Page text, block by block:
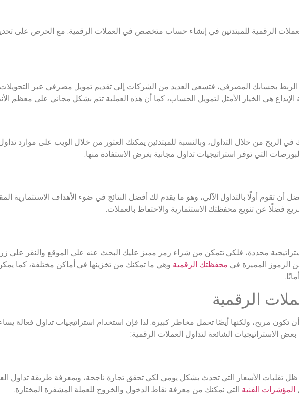
الرقمية للمبتدئين في إنشاء حساب متخصص في العملات الرقمية. مع الحرص على
بحسابك المصرفي، فتسعى العديد من الشركات إلى تقديم تمويل مصرفي عبر التحويلات
هي الخيار الأمثل لتمويل الحساب، كما أن هذه العملية تتم بشكل مجاني على معظم
الربح من خلال التداول، وبالنسبة للمبتدئين يمكنك العثور من خلال الويب على موارد
التي توفر استراتيجيات تداول مجانية بغرض الاستفادة منها.
أن تقوم أولًا بالتداول الآلي، وهو ما يقدم لك أفضل النتائج في ضوء الأهداف الاستثمارية
فضلًا عن تنويع محفظتك الاستثمارية والاحتفاظ بالعملات.
محددة، فلكي تتمكن من شراء رمز مميز عليك البحث عنه على الموقع والنقر على
الرموز المميزة في محفظتك الرقمية وهي ما تمكنك من تخزينها في أماكن مختلفة، كما يمكن
الرقمية
تكون مربح، ولكنها أيضًا تحمل مخاطر كبيرة. لذا فإن استخدام استراتيجيات تداول فعالة
الاستراتيجيات الشائعة لتداول العملات الرقمية:
ظل تقلبات الأسعار التي تحدث بشكل يومي لكي تحقق تجارة ناجحة، وبمعرفة طريقة تداول
المؤشرات الفنية التي تمكنك من معرفة نقاط الدخول والخروج للعملة المشفرة المختارة.